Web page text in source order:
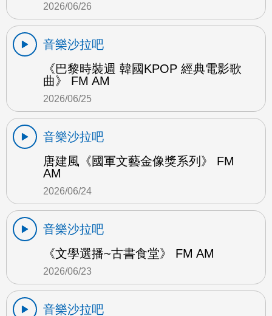
2026/06/26
音樂沙拉吧
《巴黎時裝週 韓國KPOP 經典電影歌
曲》 FM AM
2026/06/25
音樂沙拉吧
唐建風《國軍文藝金像獎系列》 FM
AM
2026/06/24
音樂沙拉吧
《文學選播~古書食堂》 FM AM
2026/06/23
音樂沙拉吧